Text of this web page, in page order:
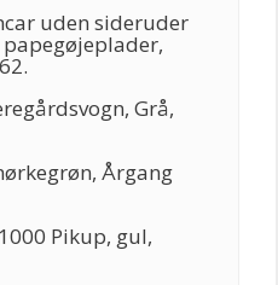
uden sideruder
Grå,
Årgang
Pikup, gul,